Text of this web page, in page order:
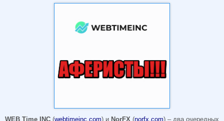
WEB Time INC (webtimeinc.com) и NorFX (norfx.com) – два очередных